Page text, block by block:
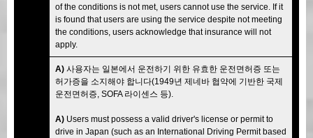
of the conditions is not met, users cannot use the service. If it
is found that users are using the service despite not meeting
the conditions, users acknowledge that insurance will not
apply.
A) 사용자는 일본에서 운전하기 위한 유효한 운전면허증 또는
허가증을 소지해야 합니다(1949년 제네바 협약에 기반한 국제
운전면허증, SOFA 라이센스 등).
A) Users must possess a valid driver's license or permit to
drive in Japan (such as an International Driving Permit based